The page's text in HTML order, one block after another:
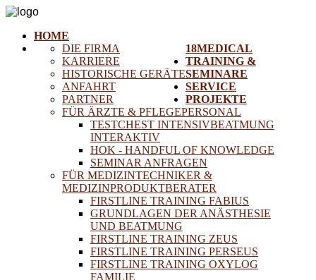
HOME
18MEDICAL
DIE FIRMA
KARRIERE
HISTORISCHE GERÄTE
ANFAHRT
PARTNER
TRAINING &
SEMINARE
FÜR ÄRZTE & PFLEGEPERSONAL
TESTCHEST INTENSIVBEATMUNG
INTERAKTIV
HOK - HANDFUL OF KNOWLEDGE
SEMINAR ANFRAGEN
FÜR MEDIZINTECHNIKER &
MEDIZINPRODUKTBERATER
FIRSTLINE TRAINING FABIUS
GRUNDLAGEN DER ANÄSTHESIE
UND BEATMUNG
FIRSTLINE TRAINING ZEUS
FIRSTLINE TRAINING PERSEUS
FIRSTLINE TRAINING OXYLOG
FAMILIE
SERVICE
PROJEKTE